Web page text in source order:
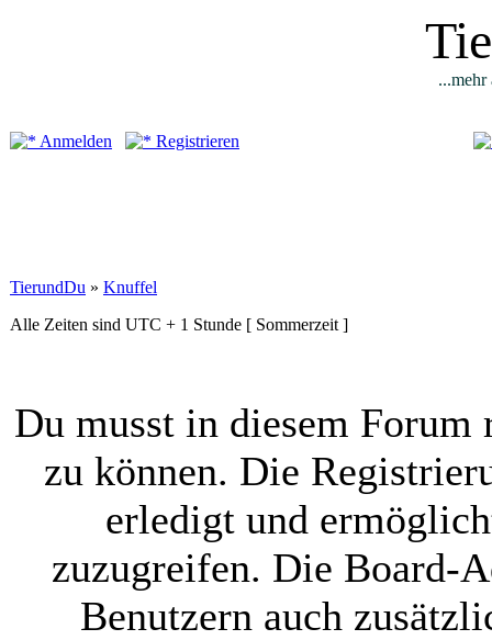
...mehr
Anmelden Registrieren
TierundDu » Knuffel
Alle Zeiten sind UTC + 1 Stunde [ Sommerzeit ]
Du musst in diesem
zu können. Die
erledigt und
zuzugreifen. Die Board-
Benutzern auch